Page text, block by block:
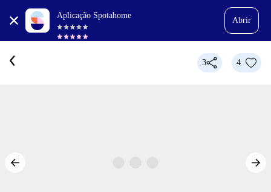
Aplicação Spotahome
Abrir
3 4